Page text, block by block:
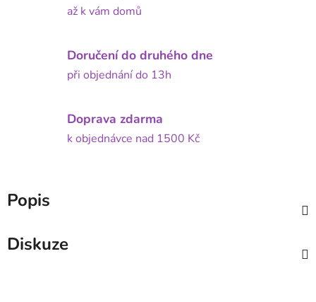
až k vám domů
Doručení do druhého dne
při objednání do 13h
Doprava zdarma
k objednávce nad 1500 Kč
Popis
Diskuze